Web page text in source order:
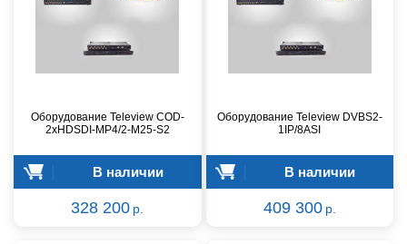
Оборудование Teleview COD-
2xHDSDI-MP4/2-M25-S2
В наличии
328 200 р.
Оборудование Teleview DVBS2-
1IP/8ASI
В наличии
409 300 р.